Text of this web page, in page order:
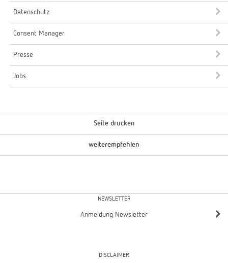
Datenschutz
Consent Manager
Presse
Jobs
Seite drucken
weiterempfehlen
NEWSLETTER
Anmeldung Newsletter
DISCLAIMER